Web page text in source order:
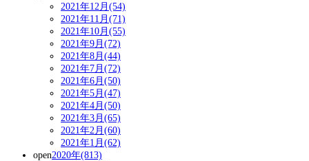
2021年12月(54)
2021年11月(71)
2021年10月(55)
2021年9月(72)
2021年8月(44)
2021年7月(72)
2021年6月(50)
2021年5月(47)
2021年4月(50)
2021年3月(65)
2021年2月(60)
2021年1月(62)
open2020年(813)